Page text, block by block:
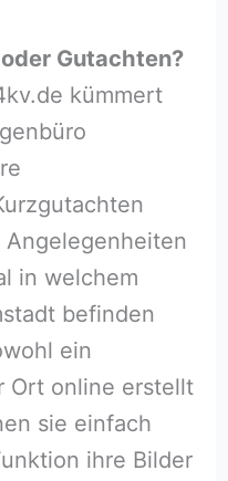
Gutachten?
kümmert
in welchem
befinden
ein
Ort online erstellt
sie einfach
ihre Bilder